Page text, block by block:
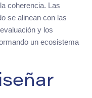
coherencia. Las
se alinean con las
y los
un ecosistema